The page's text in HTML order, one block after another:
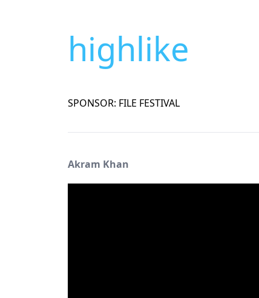
highlike
SPONSOR: FILE FESTIVAL
Akram Khan